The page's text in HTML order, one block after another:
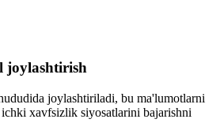
joylashtirish
joylashtiriladi, bu ma'lumotlarni
xavfsizlik siyosatlarini bajarishni